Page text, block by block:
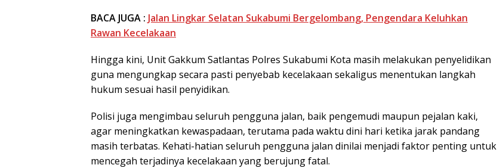
BACA JUGA : Jalan Lingkar Selatan Sukabumi Bergelombang, Pengendara Keluhkan
Rawan Kecelakaan
Hingga kini, Unit Gakkum Satlantas Polres Sukabumi Kota masih melakukan penyelidikan
guna mengungkap secara pasti penyebab kecelakaan sekaligus menentukan langkah
hukum sesuai hasil penyidikan.
Polisi juga mengimbau seluruh pengguna jalan, baik pengemudi maupun pejalan kaki,
agar meningkatkan kewaspadaan, terutama pada waktu dini hari ketika jarak pandang
masih terbatas. Kehati-hatian seluruh pengguna jalan dinilai menjadi faktor penting untuk
mencegah terjadinya kecelakaan yang berujung fatal.